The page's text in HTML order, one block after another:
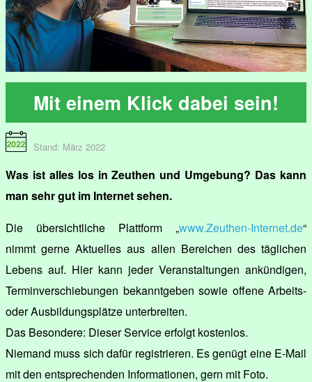
Mit einem Klick dabei sein!
Stand: März 2022
Was ist alles los in Zeuthen und Umgebung? Das kann
man sehr gut im Internet sehen.
Die übersichtliche Plattform „www.Zeuthen-Internet.de“
nimmt gerne Aktuelles aus allen Bereichen des täglichen
Lebens auf. Hier kann jeder Veranstaltungen ankündigen,
Terminverschiebungen bekanntgeben sowie offene Arbeits-
oder Ausbildungsplätze unterbreiten.
Das Besondere: Dieser Service erfolgt kostenlos.
Niemand muss sich dafür registrieren. Es genügt eine E-Mail
mit den entsprechenden Informationen, gern mit Foto.